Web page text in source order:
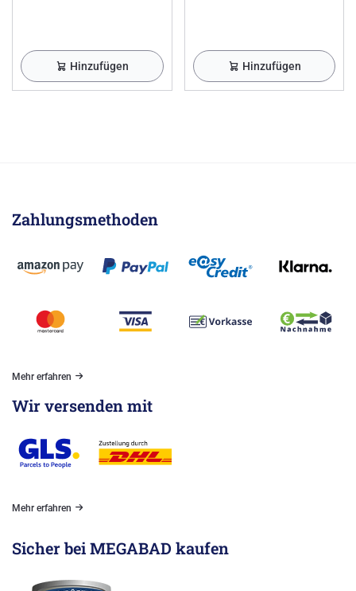
Hinzufügen Hinzufügen
Zahlungsmethoden
Mehr erfahren
Wir versenden mit
Mehr erfahren
Sicher bei MEGABAD kaufen